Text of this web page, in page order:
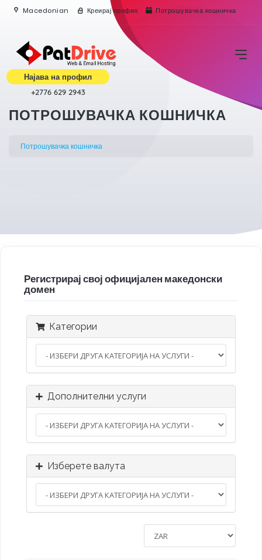
Macedonian Креирај профил Потрошувачка кошничка
Најава на профил
+2776 629 2943
ПОТРОШУВАЧКА КОШНИЧКА
Потрошувачка кошничка
Регистрирај свој официјален македонски
домен
Категории
Дополнителни услуги
Изберете валута